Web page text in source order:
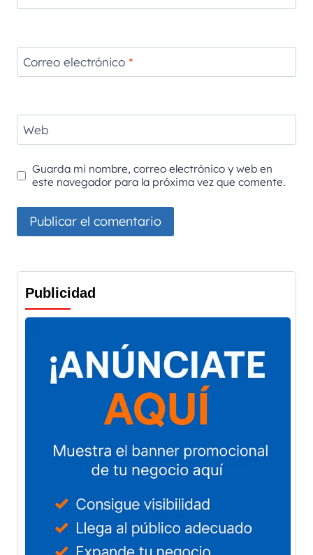
Correo electrónico *
Web
Guarda mi nombre, correo electrónico y web en
este navegador para la próxima vez que comente.
Publicidad